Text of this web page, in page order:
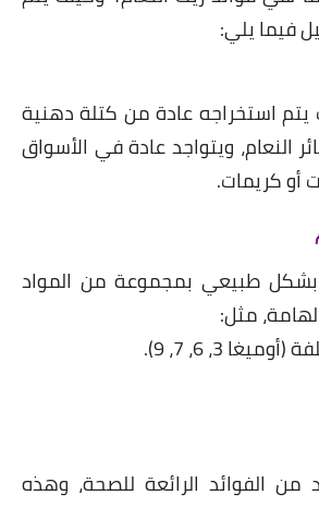
فيما يلي:
يتم استخراجه عادة من كتلة دهنية
النعام، ويتواجد عادة في الأسواق
أو كريمات.
بشكل طبيعي بمجموعة من المواد
مثل:
3، 6، 7، 9).
من الفوائد الرائعة للصحة، وهذه